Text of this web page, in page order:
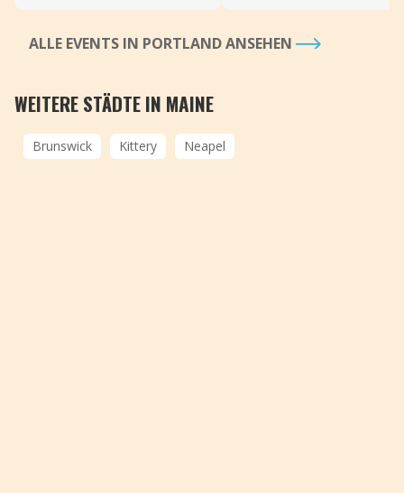
ALLE EVENTS IN PORTLAND ANSEHEN
WEITERE STÄDTE IN MAINE
Brunswick Kittery Neapel